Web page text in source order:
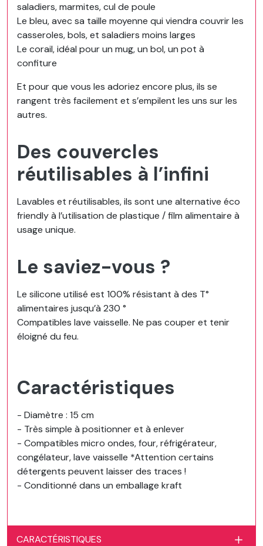
saladiers, marmites, cul de poule
Le bleu, avec sa taille moyenne qui viendra couvrir les
casseroles, bols, et saladiers moins larges
Le corail, idéal pour un mug, un bol, un pot à
confiture
Et pour que vous les adoriez encore plus, ils se
rangent très facilement et s’empilent les uns sur les
autres.
Des couvercles
réutilisables à l’infini
Lavables et réutilisables, ils sont une alternative éco
friendly à l’utilisation de plastique / film alimentaire à
usage unique.
Le saviez-vous ?
Le silicone utilisé est 100% résistant à des T°
alimentaires jusqu’à 230 °
Compatibles lave vaisselle. Ne pas couper et tenir
éloigné du feu.
Caractéristiques
- Diamètre : 15 cm
- Très simple à positionner et à enlever
- Compatibles micro ondes, four, réfrigérateur,
congélateur, lave vaisselle *Attention certains
détergents peuvent laisser des traces !
- Conditionné dans un emballage kraft
CARACTÉRISTIQUES